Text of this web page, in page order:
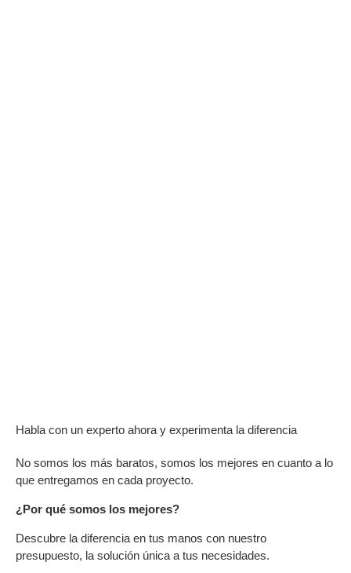
Habla con un experto ahora y experimenta la diferencia
No somos los más baratos, somos los mejores en cuanto a lo
que entregamos en cada proyecto.
¿Por qué somos los mejores?
Descubre la diferencia en tus manos con nuestro
presupuesto, la solución única a tus necesidades.